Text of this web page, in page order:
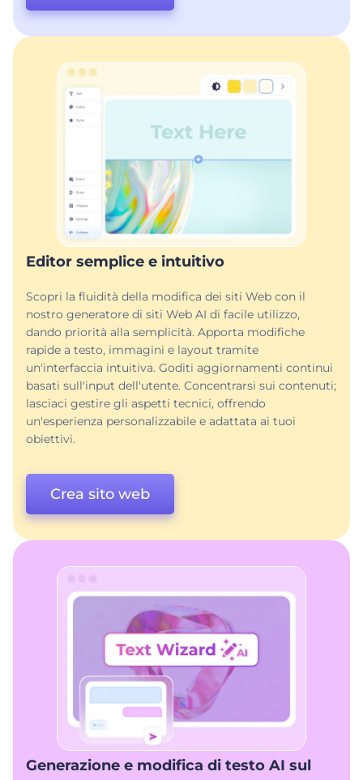
Editor semplice e intuitivo
Scopri la fluidità della modifica dei siti Web con il
nostro generatore di siti Web AI di facile utilizzo,
dando priorità alla semplicità. Apporta modifiche
rapide a testo, immagini e layout tramite
un'interfaccia intuitiva. Goditi aggiornamenti continui
basati sull'input dell'utente. Concentrarsi sui contenuti;
lasciaci gestire gli aspetti tecnici, offrendo
un'esperienza personalizzabile e adattata ai tuoi
obiettivi.
Crea sito web
Generazione e modifica di testo AI sul